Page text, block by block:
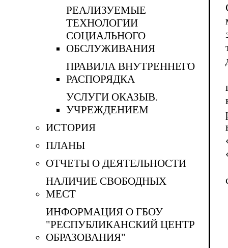
РЕАЛИЗУЕМЫЕ
ТЕХНОЛОГИИ
СОЦИАЛЬНОГО
ОБСЛУЖИВАНИЯ
ПРАВИЛА ВНУТРЕННЕГО
РАСПОРЯДКА
УСЛУГИ ОКАЗЫВ.
УЧРЕЖДЕНИЕМ
ИСТОРИЯ
ПЛАНЫ
ОТЧЕТЫ О ДЕЯТЕЛЬНОСТИ
НАЛИЧИЕ СВОБОДНЫХ
МЕСТ
ИНФОРМАЦИЯ О ГБОУ
"РЕСПУБЛИКАНСКИЙ ЦЕНТР
ОБРАЗОВАНИЯ"